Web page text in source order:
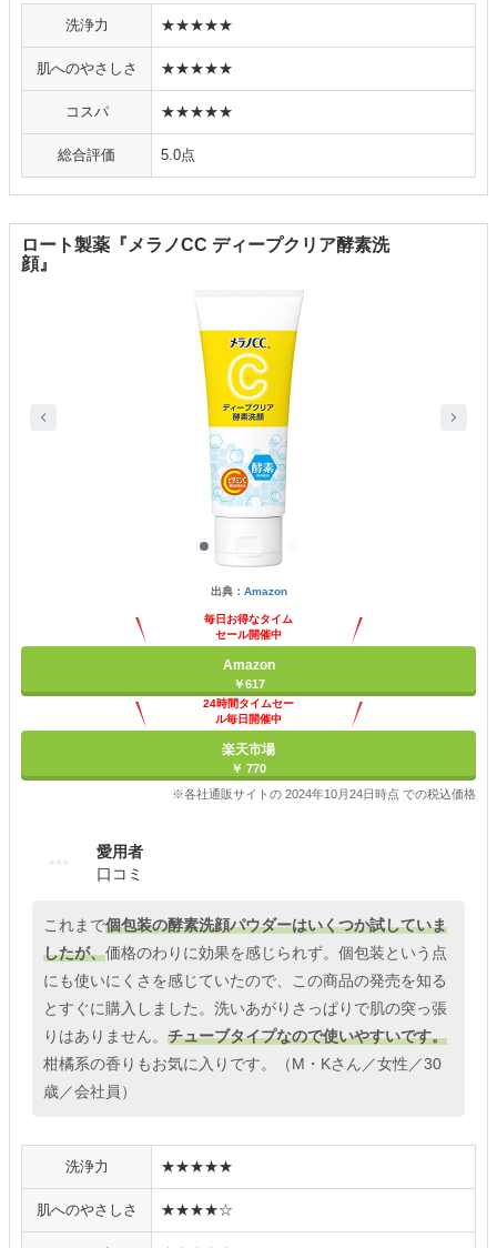
洗浄力 ★★★★★
肌へのやさしさ ★★★★★
コスパ ★★★★★
総合評価 5.0点
ロート製薬『メラノCC ディープクリア酵素洗
顔』
出典： Amazon
毎日お得なタイム
セール開催中
Amazon
￥617
24時間タイムセー
ル毎日開催中
楽天市場
￥ 770
※各社通販サイトの 2024年10月24日時点 での税込価格
愛用者
口コミ
これまで個包装の酵素洗顔パウダーはいくつか試していま
したが、価格のわりに効果を感じられず。個包装という点
にも使いにくさを感じていたので、この商品の発売を知る
とすぐに購入しました。洗いあがりさっぱりで肌の突っ張
りはありません。 チューブタイプなので使いやすいです。
柑橘系の香りもお気に入りです。（M・Kさん／女性／30
歳／会社員）
洗浄力 ★★★★★
肌へのやさしさ ★★★★☆